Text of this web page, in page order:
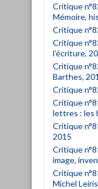
Critique
Mémoire,
Critique
Critique
l’écriture,
Critique
Barthes,
Critique
Critique
lettres : les
Critique
2015
Critique
image,
Critique
Michel